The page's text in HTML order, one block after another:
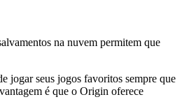
na nuvem permitem que
jogar seus jogos favoritos sempre que
é que o Origin oferece